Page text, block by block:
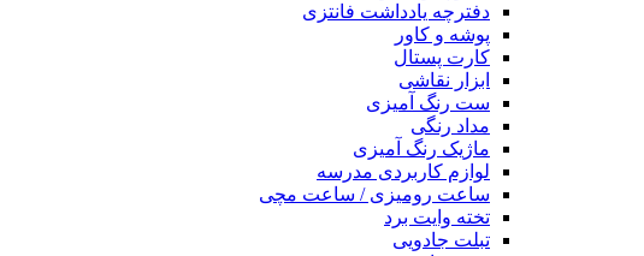
دفترچه یادداشت فانتزی
پوشه و کاور
کارت پستال
ابزار نقاشی
ست رنگ آمیزی
مداد رنگی
ماژیک رنگ آمیزی
لوازم کاربردی مدرسه
ساعت رومیزی / ساعت مچی
تخته وایت برد
تبلت جادویی